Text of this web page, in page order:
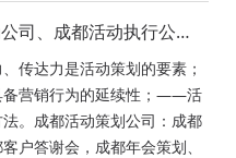
司、成都活动执行公
都发布会策划公司、成
动策划
传达力是活动策划的要素；
备营销行为的延续性；——活
。成都活动策划公司：成都
户答谢会，成都年会策划、